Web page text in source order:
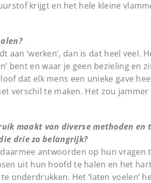
krijgt en het hele kleine
aan ‘werken’, dan is dat heel veel.
bent en waar je geen bezieling en
dat elk mens een unieke gave
verschil te maken. Het zou
maakt van diverse methoden en
drie zo belangrijk?
antwoorden op hun vragen
uit hun hoofd te halen en het
onderdrukken. Het ‘laten voelen’